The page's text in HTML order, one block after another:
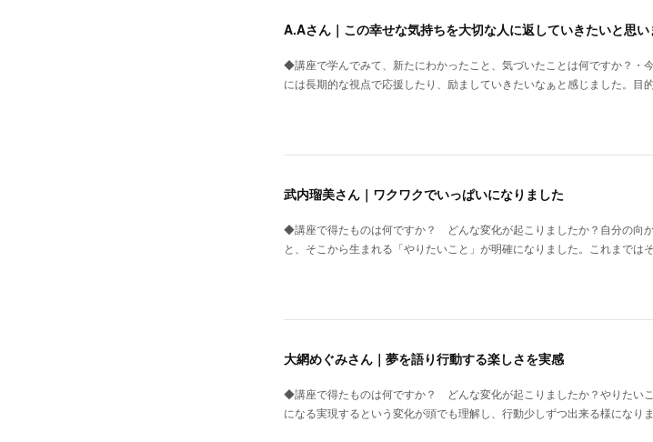
A.Aさん｜この幸せな気持ちを大切な人に返していきたいと思い
◆講座で学んでみて、新たにわかったこと、気づいたことは何ですか？・
には長期的な視点で応援したり、励ましていきたいなぁと感じました。
武内瑠美さん｜ワクワクでいっぱいになりました
◆講座で得たものは何ですか？ どんな変化が起こりましたか？自分の向
と、そこから生まれる「やりたいこと」が明確になりました。これまで
大網めぐみさん｜夢を語り行動する楽しさを実感
◆講座で得たものは何ですか？ どんな変化が起こりましたか？やりたい
になる実現するという変化が頭でも理解し、行動少しずつ出来る様になりま